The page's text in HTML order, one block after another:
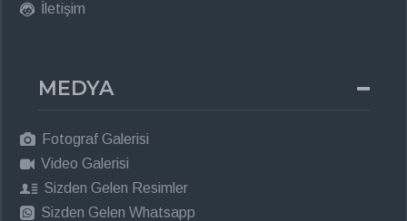
İletişim
MEDYA
Fotograf Galerisi
Video Galerisi
Sizden Gelen Resimler
Sizden Gelen Whatsapp